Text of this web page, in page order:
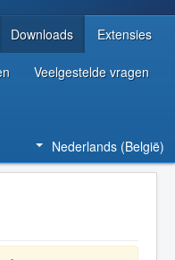
Downloads Extensies
Veelgestelde vragen
Nederlands (België)